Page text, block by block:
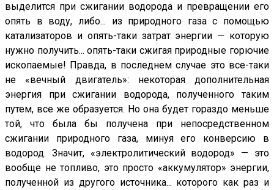
выделится при сжигании водорода и превращении его
опять в воду, либо... из природного газа с помощью
катализаторов и опять-таки затрат энергии — которую
нужно получить... опять-таки сжигая природные горючие
ископаемые! Правда, в последнем случае это все-таки
не «вечный двигатель»: некоторая дополнительная
энергия при сжигании водорода, полученного таким
путем, все же образуется. Но она будет гораздо меньше
той, что была бы получена при непосредственном
сжигании природного газа, минуя его конверсию в
водород. Значит, «электролитический водород» — это
вообще не топливо, это просто «аккумулятор» энергии,
полученной из другого источника... которого как раз и